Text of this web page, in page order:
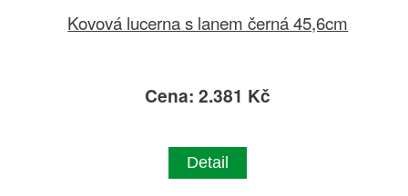
Kovová lucerna s lanem černá 45,6cm
Cena: 2.381 Kč
Detail